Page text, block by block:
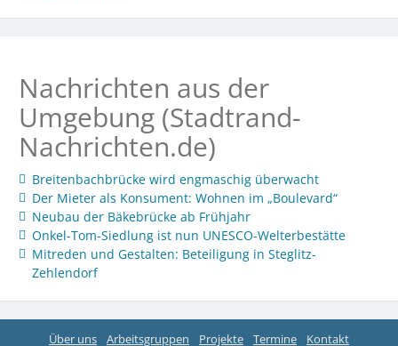
Nachrichten aus der
Umgebung (Stadtrand-
Nachrichten.de)
Breitenbachbrücke wird engmaschig überwacht
Der Mieter als Konsument: Wohnen im „Boulevard“
Neubau der Bäkebrücke ab Frühjahr
Onkel-Tom-Siedlung ist nun UNESCO-Welterbestätte
Mitreden und Gestalten: Beteiligung in Steglitz-
Zehlendorf
Über uns Arbeitsgruppen Projekte Termine Kontakt